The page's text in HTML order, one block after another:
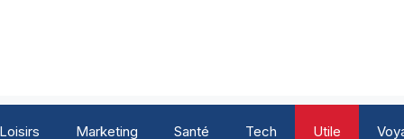
Loisirs Marketing Santé Tech Utile